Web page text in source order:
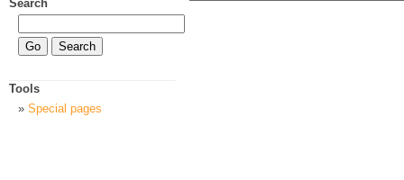
Search
Tools
Special pages